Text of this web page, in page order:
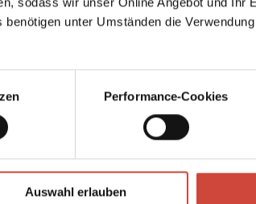
unter Umständen die
Performance-Cookies
Auswahl erlauben